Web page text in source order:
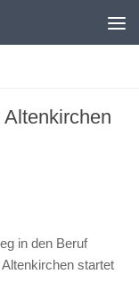
in den Beruf
startet